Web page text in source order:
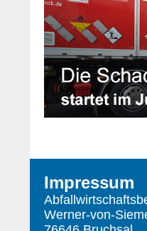
Impressum
Werner-von-